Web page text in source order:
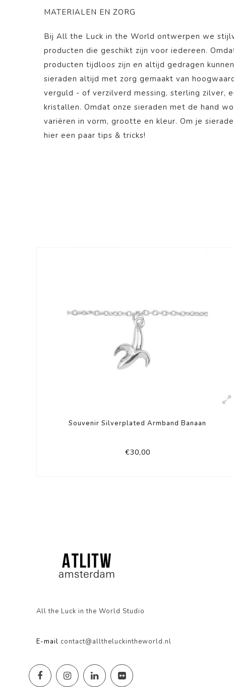
MATERIALEN EN ZORG
Bij All the Luck in the World ontwerpen we
producten die geschikt zijn voor iedereen.
producten tijdloos zijn en altijd gedragen
sieraden altijd met zorg gemaakt van
verguld - of verzilverd messing, sterling zilver,
kristallen. Omdat onze sieraden met de hand
variëren in vorm, grootte en kleur. Om je
hier een paar tips & tricks!
Souvenir Silverplated Armband Banaan
€30,00
All the Luck in the World Studio
E-mail contact@alltheluckintheworld.nl